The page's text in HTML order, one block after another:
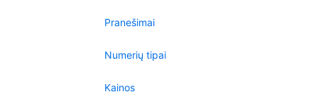
Pranešimai
Numerių tipai
Kainos